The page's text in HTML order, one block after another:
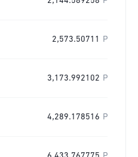
2,573.50711 P
3,173.992102 P
4,289.178516 P